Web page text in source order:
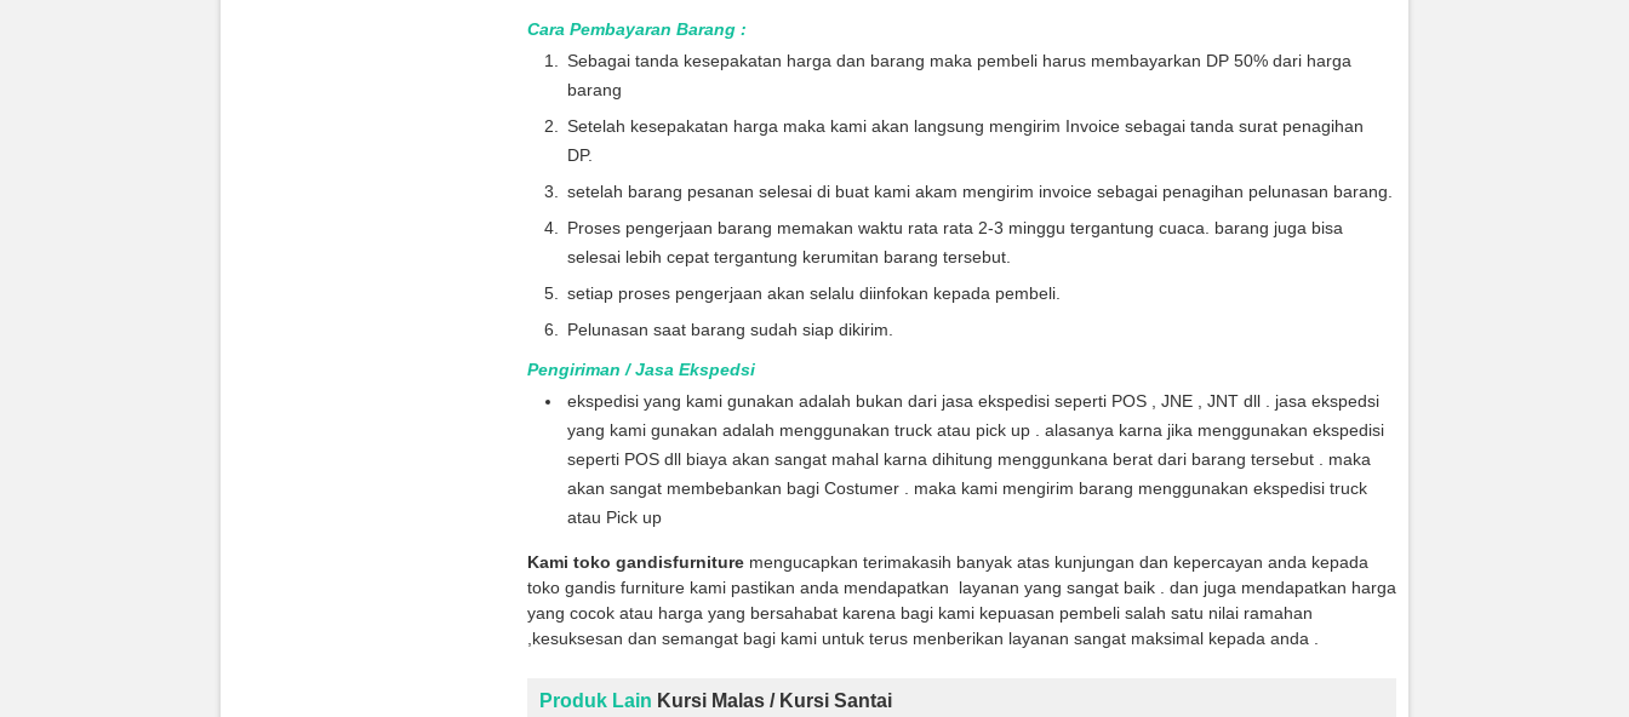
Cara Pembayaran Barang :
Sebagai tanda kesepakatan harga dan barang maka pembeli harus membayarkan DP 50% dari harga
barang
Setelah kesepakatan harga maka kami akan langsung mengirim Invoice sebagai tanda surat penagihan
DP.
setelah barang pesanan selesai di buat kami akam mengirim invoice sebagai penagihan pelunasan barang.
Proses pengerjaan barang memakan waktu rata rata 2-3 minggu tergantung cuaca. barang juga bisa
selesai lebih cepat tergantung kerumitan barang tersebut.
setiap proses pengerjaan akan selalu diinfokan kepada pembeli.
Pelunasan saat barang sudah siap dikirim.
Pengiriman / Jasa Ekspedsi
ekspedisi yang kami gunakan adalah bukan dari jasa ekspedisi seperti POS , JNE , JNT dll . jasa ekspedsi
yang kami gunakan adalah menggunakan truck atau pick up . alasanya karna jika menggunakan ekspedisi
seperti POS dll biaya akan sangat mahal karna dihitung menggunkana berat dari barang tersebut . maka
akan sangat membebankan bagi Costumer . maka kami mengirim barang menggunakan ekspedisi truck
atau Pick up
Kami toko gandisfurnituremengucapkan terimakasih banyak atas kunjungan dan kepercayan anda kepada
toko gandis furniture kami pastikan anda mendapatkan layanan yang sangat baik . dan juga mendapatkan harga
yang cocok atau harga yang bersahabat karena bagi kami kepuasan pembeli salah satu nilai ramahan
,kesuksesan dan semangat bagi kami untuk terus menberikan layanan sangat maksimal kepada anda .
Produk Lain Kursi Malas / Kursi Santai